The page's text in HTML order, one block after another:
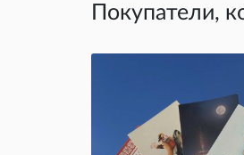
Покупатели,